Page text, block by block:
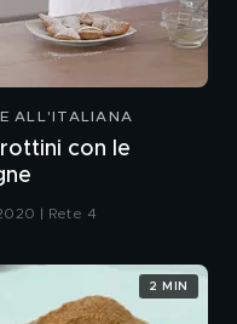
ALL'ITALIANA
con le
| Rete 4
2 MIN